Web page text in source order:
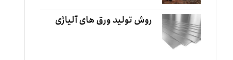
روش تولید ورق های آلیاژی